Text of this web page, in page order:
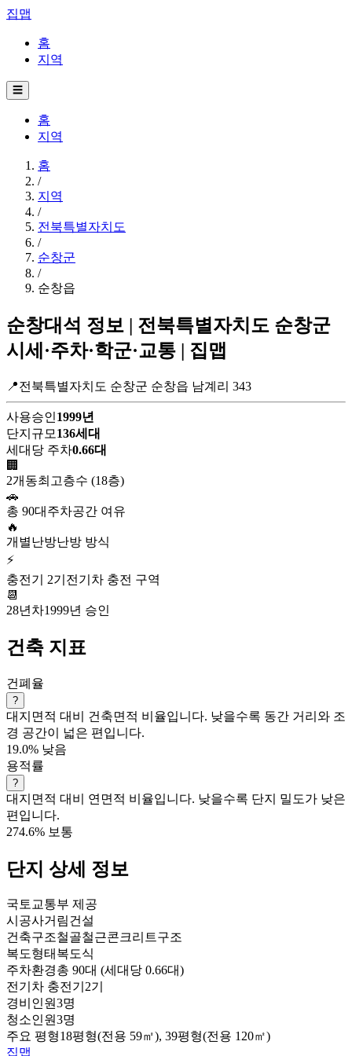
집맵
홈
지역
☰
홈
지역
홈
/
지역
/
전북특별자치도
/
순창군
/
순창읍
순창대석 정보 | 전북특별자치도 순창군
시세·주차·학군·교통 | 집맵
📍전북특별자치도 순창군 순창읍 남계리 343
사용승인1999년
단지규모 136세대
세대당 주차0.66대
🏢
2개동최고층수 (18층)
🚗
총 90대 주차공간 여유
🔥
개별난방난방 방식
⚡
충전기 2기 전기차 충전 구역
📆
28년차1999년 승인
건축 지표
건폐율
?
대지면적 대비 건축면적 비율입니다. 낮을수록 동간 거리와 조
경 공간이 넓은 편입니다.
19.0% 낮음
용적률
?
대지면적 대비 연면적 비율입니다. 낮을수록 단지 밀도가 낮은
편입니다.
274.6% 보통
단지 상세 정보
국토교통부 제공
시공사거림건설
건축구조철골철근콘크리트구조
복도형태 복도식
주차환경총 90대 (세대당 0.66대)
전기차 충전기 2기
경비인원3명
청소인원3명
주요 평형18평형(전용 59㎡), 39평형(전용 120㎡)
집맵